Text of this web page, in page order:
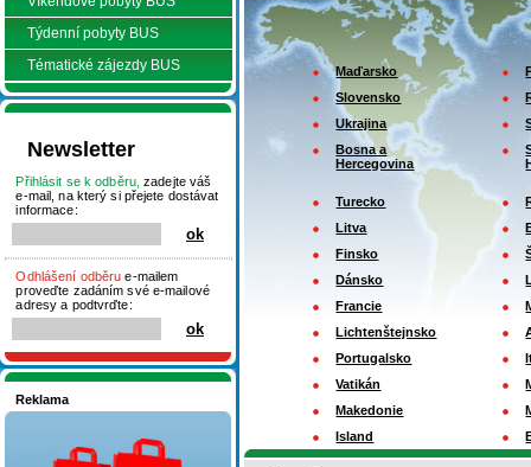
Týdenní pobyty BUS
Tématické zájezdy BUS
Newsletter
Přihlásit se k odběru, zadejte váš
e-mail, na který si přejete dostávat
informace:
Odhlášení odběru e-mailem
proveďte zadáním své e-mailové
adresy a podtvrďte:
Reklama
Maďarsko
Slovensko
Ukrajina
Bosna a
Hercegovina
Turecko
Litva
Finsko
Dánsko
Francie
Lichtenštejnsko
Portugalsko
Vatikán
Makedonie
Island